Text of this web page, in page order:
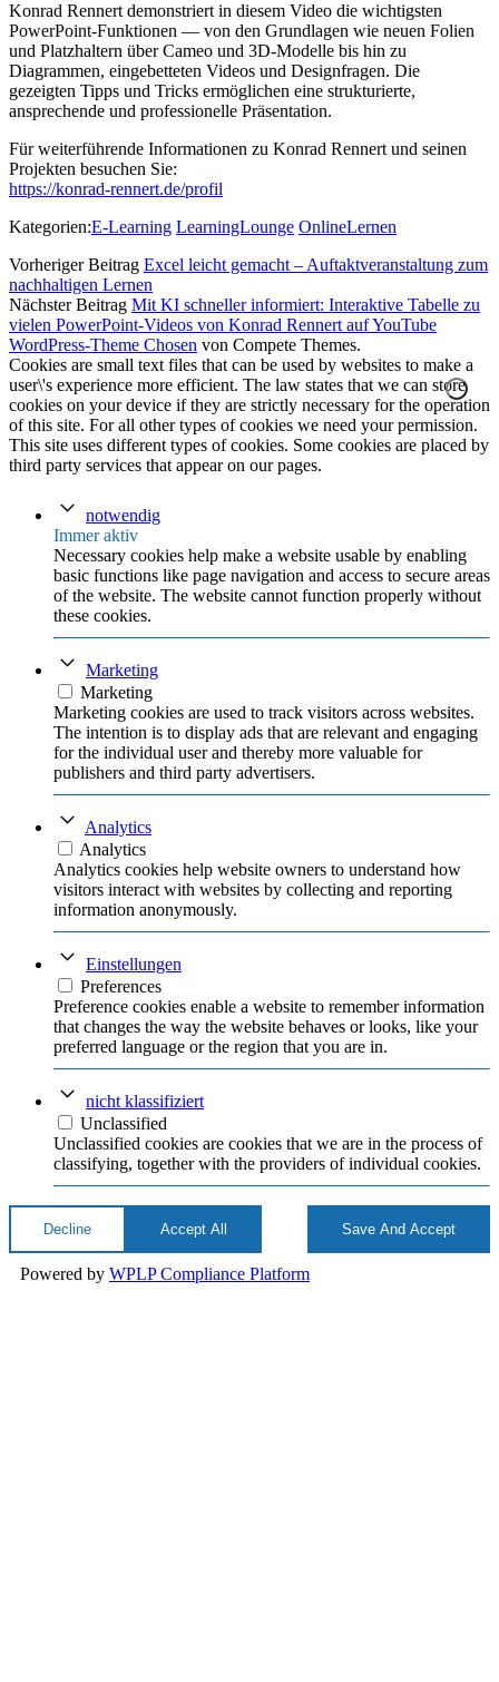
Konrad Rennert demonstriert in diesem Video die wichtigsten
PowerPoint-Funktionen — von den Grundlagen wie neuen Folien
und Platzhaltern über Cameo und 3D-Modelle bis hin zu
Diagrammen, eingebetteten Videos und Designfragen. Die
gezeigten Tipps und Tricks ermöglichen eine strukturierte,
ansprechende und professionelle Präsentation.
Für weiterführende Informationen zu Konrad Rennert und seinen
Projekten besuchen Sie:
https://konrad-rennert.de/profil
Kategorien:E-Learning LearningLounge OnlineLernen
Vorheriger Beitrag Excel leicht gemacht – Auftaktveranstaltung zum
nachhaltigen Lernen
Nächster Beitrag Mit KI schneller informiert: Interaktive Tabelle zu
vielen PowerPoint-Videos von Konrad Rennert auf YouTube
WordPress-Theme Chosen von Compete Themes.
Cookies are small text files that can be used by websites to make a
user\'s experience more efficient. The law states that we can store
cookies on your device if they are strictly necessary for the operation
of this site. For all other types of cookies we need your permission.
This site uses different types of cookies. Some cookies are placed by
third party services that appear on our pages.
notwendig
Immer aktiv
Necessary cookies help make a website usable by enabling
basic functions like page navigation and access to secure areas
of the website. The website cannot function properly without
these cookies.
Marketing
Marketing
Marketing cookies are used to track visitors across websites.
The intention is to display ads that are relevant and engaging
for the individual user and thereby more valuable for
publishers and third party advertisers.
Analytics
Analytics
Analytics cookies help website owners to understand how
visitors interact with websites by collecting and reporting
information anonymously.
Einstellungen
Preferences
Preference cookies enable a website to remember information
that changes the way the website behaves or looks, like your
preferred language or the region that you are in.
nicht klassifiziert
Unclassified
Unclassified cookies are cookies that we are in the process of
classifying, together with the providers of individual cookies.
Decline Accept All Save And Accept
Powered by WPLP Compliance Platform